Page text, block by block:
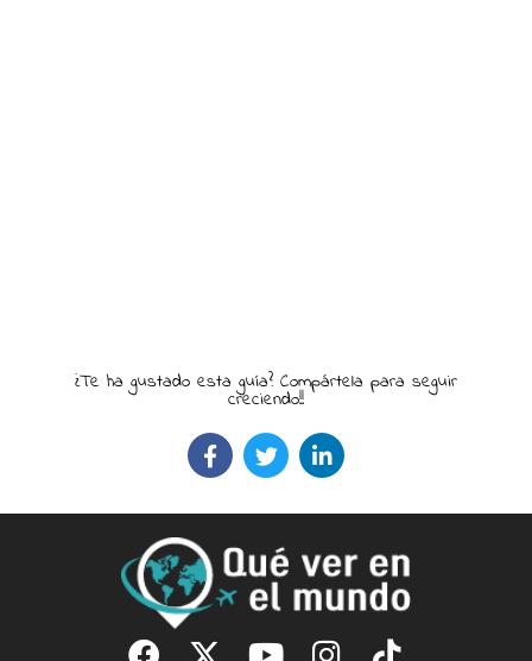
¿Te ha gustado esta guía? Compártela para seguir
creciendo!!